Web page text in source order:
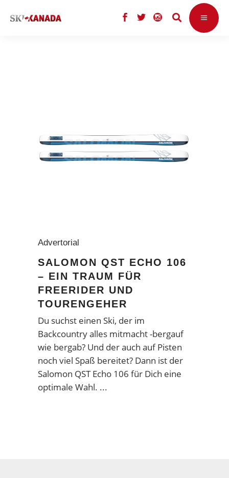
Advertorial
SALOMON QST ECHO 106
– EIN TRAUM FÜR
FREERIDER UND
TOURENGEHER
Du suchst einen Ski, der im
Backcountry alles mitmacht -bergauf
wie bergab? Und der auch auf Pisten
noch viel Spaß bereitet? Dann ist der
Salomon QST Echo 106 für Dich eine
optimale Wahl.